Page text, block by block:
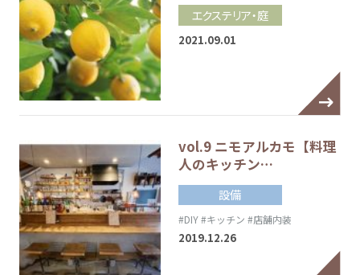
エクステリア・庭
2021.09.01
vol.9 ニモアルカモ【料理
人のキッチン…
設備
#DIY#キッチン #店舗内装
2019.12.26